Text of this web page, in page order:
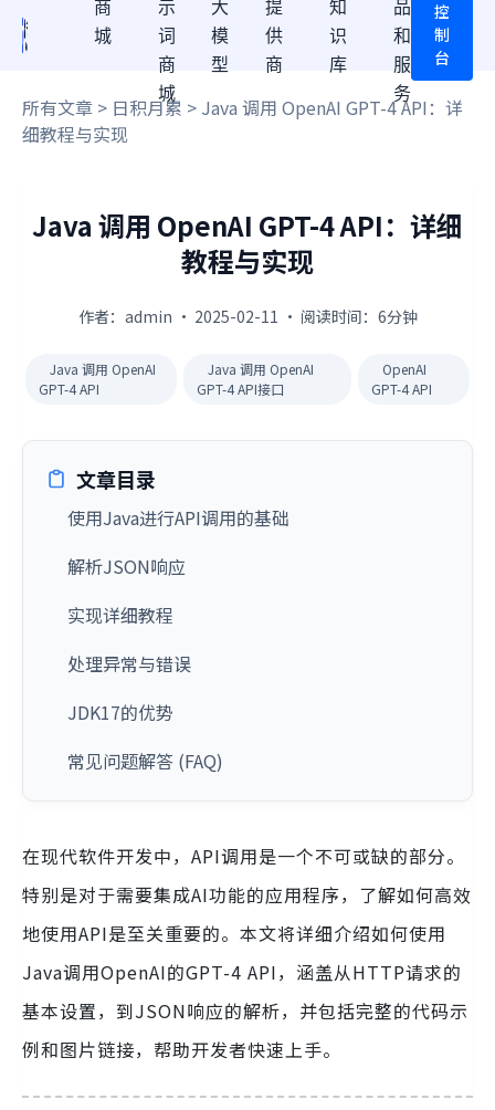
商
城
示
词
商
城
大
模
型
提
供
商
知
识
库
品
和
服
务
控
制
台
所有文章 > 日积月累 > Java 调用 OpenAI GPT-4 API：详
细教程与实现
Java 调用 OpenAI GPT-4 API：详细
教程与实现
作者：admin · 2025-02-11 · 阅读时间：6分钟
Java 调用 OpenAI
GPT-4 API
Java 调用 OpenAI
GPT-4 API接口
OpenAI
GPT-4 API
文章目录
使用Java进行API调用的基础
解析JSON响应
实现详细教程
处理异常与错误
JDK17的优势
常见问题解答 (FAQ)
在现代软件开发中，API调用是一个不可或缺的部分。
特别是对于需要集成AI功能的应用程序，了解如何高效
地使用API是至关重要的。本文将详细介绍如何使用
Java调用OpenAI的GPT-4 API，涵盖从HTTP请求的
基本设置，到JSON响应的解析，并包括完整的代码示
例和图片链接，帮助开发者快速上手。